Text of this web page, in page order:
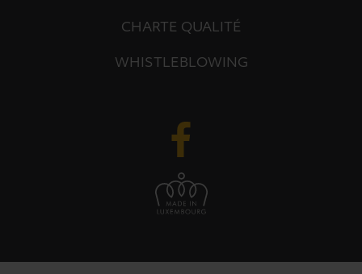
CHARTE QUALITÉ
WHISTLEBLOWING